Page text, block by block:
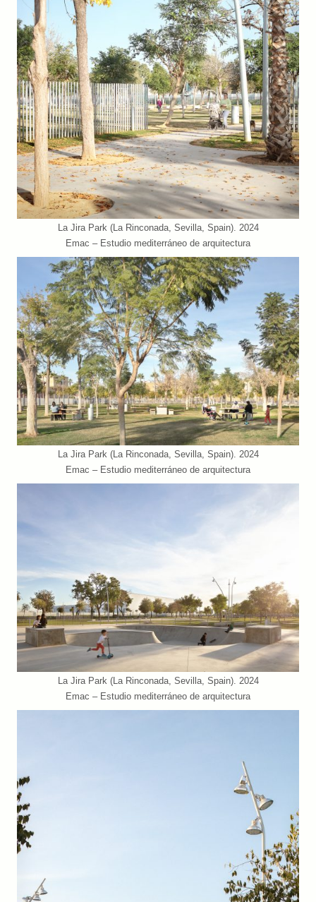
La Jira Park (La Rinconada, Sevilla, Spain). 2024
Emac – Estudio mediterráneo de arquitectura
La Jira Park (La Rinconada, Sevilla, Spain). 2024
Emac – Estudio mediterráneo de arquitectura
La Jira Park (La Rinconada, Sevilla, Spain). 2024
Emac – Estudio mediterráneo de arquitectura